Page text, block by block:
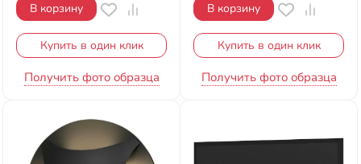
В корзину
Купить в один клик
Получить фото образца
В корзину
Купить в один клик
Получить фото образца